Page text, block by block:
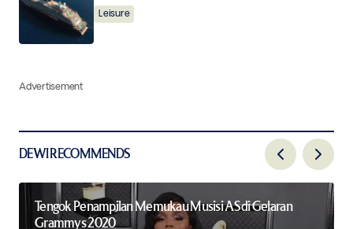
Leisure
Advertisement
DEWI RECOMMENDS
Tengok Penampilan Memukau Musisi AS di Gelaran
Grammys 2020